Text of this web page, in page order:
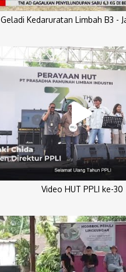
Geladi Kedaruratan Limbah B3 -
Video HUT PPLI ke-30